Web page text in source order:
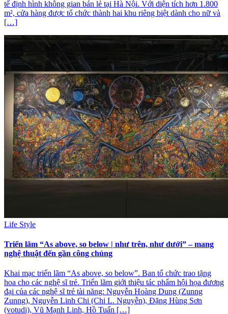
tế định hình không gian bán lẻ tại Hà Nội. Với diện tích hơn 1.800
m², cửa hàng được tổ chức thành hai khu riêng biệt dành cho nữ và
[…]
Life Style
Triển lãm “As above, so below | như trên, như dưới” – mang
nghệ thuật đến gần công chúng
Khai mạc triển lãm “As above, so below”. Ban tổ chức trao tặng
hoa cho các nghệ sĩ trẻ. Triển lãm giới thiệu tác phẩm hội họa đương
đại của các nghệ sĩ trẻ tài năng: Nguyễn Hoàng Dung (Zunng
Zunng), Nguyễn Linh Chi (Chi L. Nguyễn), Đặng Hùng Sơn
(votudi), Vũ Mạnh Linh, Hồ Tuấn […]